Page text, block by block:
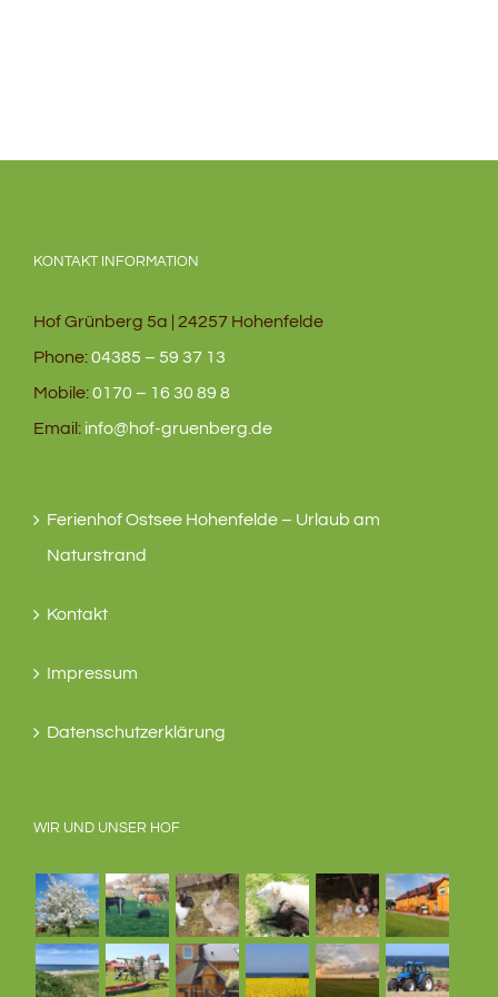
KONTAKT INFORMATION
Hof Grünberg 5a | 24257 Hohenfelde
Phone:04385 – 59 37 13
Mobile:0170 – 16 30 89 8
Email: info@hof-gruenberg.de
Ferienhof Ostsee Hohenfelde – Urlaub am
Naturstrand
Kontakt
Impressum
Datenschutzerklärung
WIR UND UNSER HOF